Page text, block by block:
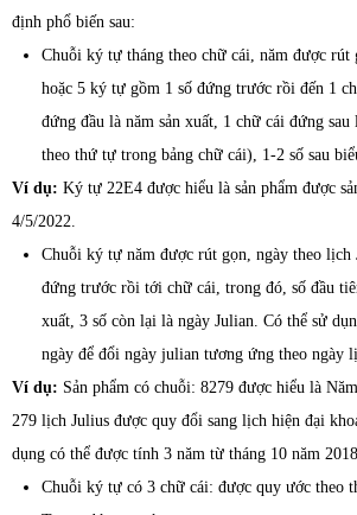
định phổ biến sau:
Chuỗi ký tự tháng theo chữ cái, năm được rút
hoặc 5 ký tự gồm 1 số đứng trước rồi đến 1
đứng đầu là năm sản xuất, 1 chữ cái đứng
theo thứ tự trong bảng chữ cái), 1-2 số sau
Ví dụ: Ký tự 22E4 được hiểu là sản phẩm được
4/5/2022.
Chuỗi ký tự năm được rút gọn, ngày theo lịch
đứng trước rồi tới chữ cái, trong đó, số đầu
xuất, 3 số còn lại là ngày Julian. Có thể sử
ngày để đổi ngày julian tương ứng theo ngày
Ví dụ: Sản phẩm có chuỗi: 8279 được hiểu là
279 lịch Julius được quy đổi sang lịch hiện đại
dụng có thể được tính 3 năm từ tháng 10 năm 2018
Chuỗi ký tự có 3 chữ cái: được quy ước theo